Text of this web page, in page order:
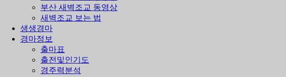
부산 새벽조교 동영상
새벽조교 보는 법
생생경마
경마정보
출마표
출전및인기도
경주력분석